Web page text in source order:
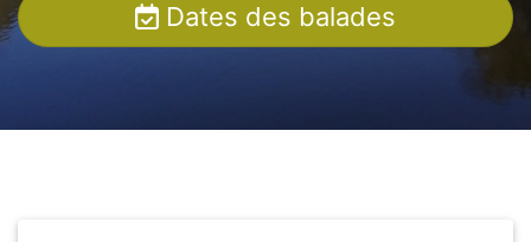
Dates des balades